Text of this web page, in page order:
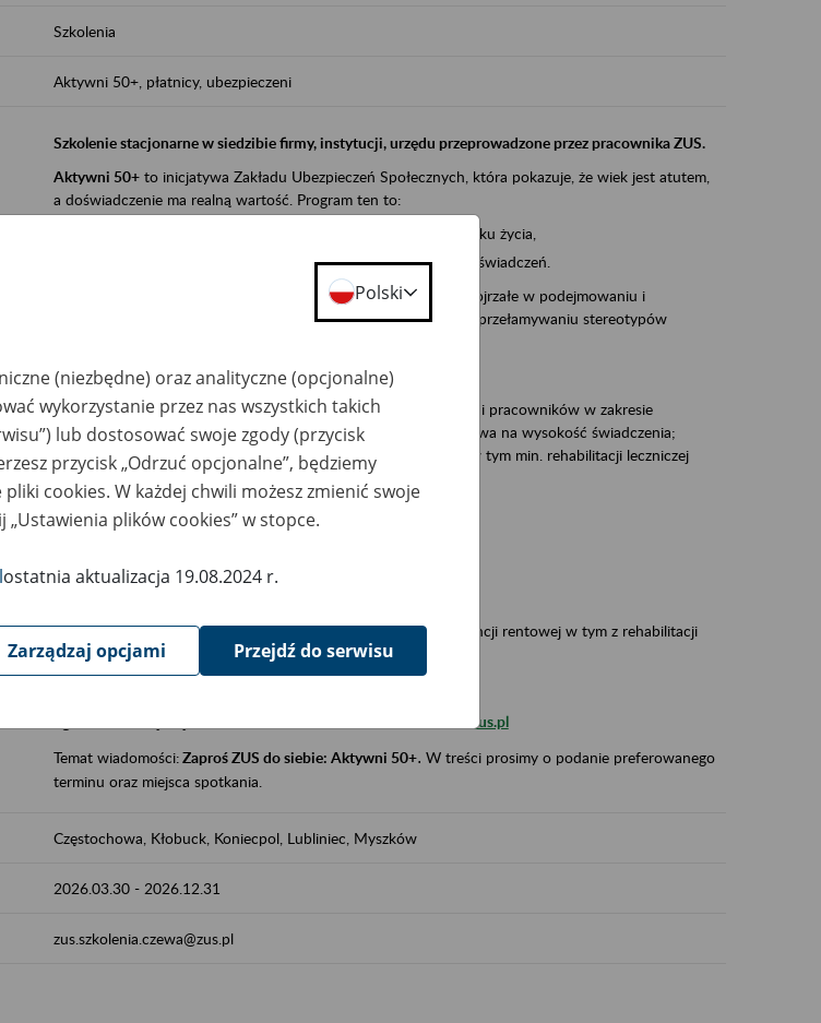
Szkolenia
Aktywni 50+, płatnicy, ubezpieczeni
Szkolenie stacjonarne w siedzibie firmy, instytucji, urzędu przeprowadzone przez pracownika ZUS.
Aktywni 50+to inicjatywa Zakładu Ubezpieczeń Społecznych, która pokazuje, że wiek jest atutem,
a doświadczenie ma realną wartość. Program ten to:
promocja aktywności zawodowej osób po pięćdziesiątym roku życia,
zachęcanie do świadomego planowania kariery i przyszłych świadczeń.
ZUS przez działania informacyjne i edukacyjne wspiera osoby dojrzałe w podejmowaniu i
kontynuowaniu aktywności zawodowej, dbaniu o zdrowie oraz przełamywaniu stereotypów
Aktywni 50+to współpraca ZUS z organizacjami pracodawców i pracowników w zakresie
edukowania nt. systemu emerytalnego w Polsce – tego co wpływa na wysokość świadczenia;
działań z obszaru prewencji wypadkowej i prewencji rentowej w tym min. rehabilitacji leczniczej
realizowanej przez ZUS.
W ramach inicjatywy Aktywni 50+, ZUS edukuje:
jak zwiększyć emeryturę,
jak skorzystać z programów prewencji wypadkowej i prewencji rentowej w tym z rehabilitacji
leczniczej prowadzonej przez ZUS.
zus.szkolenia.czewa@zus.pl
Temat wiadomości:Zaproś ZUS do siebie: Aktywni 50+. W treści prosimy o podanie preferowanego
terminu oraz miejsca spotkania.
Częstochowa, Kłobuck, Koniecpol, Lubliniec, Myszków
2026.03.30 - 2026.12.31
zus.szkolenia.czewa@zus.pl
Polski
(niezbędne) oraz analityczne (opcjonalne)
wykorzystanie przez nas wszystkich takich
lub dostosować swoje zgody (przycisk
przycisk „Odrzuć opcjonalne”, będziemy
cookies. W każdej chwili możesz zmienić swoje
plików cookies” w stopce.
ostatnia aktualizacja 19.08.2024 r.
Zarządzaj opcjami Przejdź do serwisu